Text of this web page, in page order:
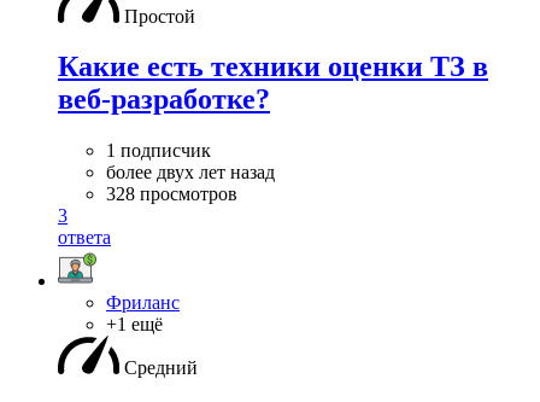
Простой
Какие есть техники оценки ТЗ в
веб-разработке?
1 подписчик
более двух лет назад
328 просмотров
3
ответа
Фриланс
+1 ещё
Средний